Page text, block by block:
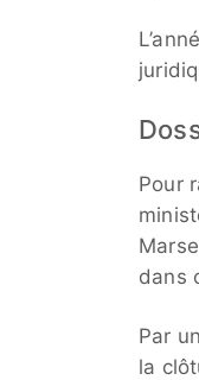
Pour
dans
Par
la